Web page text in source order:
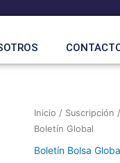
Inicio / Suscripción /
Boletín Global
Boletín Bolsa
Suscripción
trimestral
al